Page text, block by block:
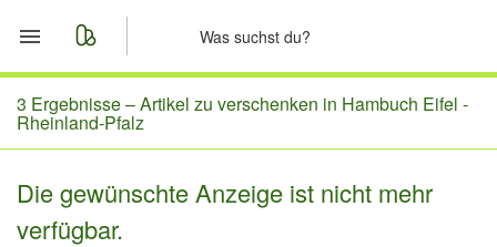
Start
Merkliste
Nachrichten
3 Ergebnisse –Artikel zu verschenken in Hambuch Eifel -
Rheinland-Pfalz
Die gewünschte Anzeige ist nicht mehr
verfügbar.